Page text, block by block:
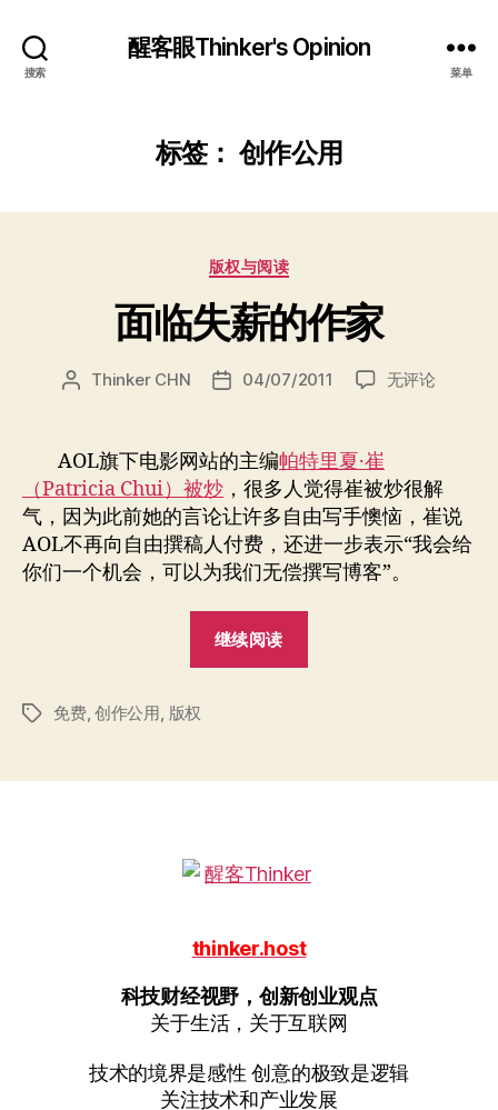
搜索
醒客眼Thinker's Opinion
菜单
标签： 创作公用
分
版权与阅读
面临失薪的作家
文
者
Thinker CHN
发
期
04/07/2011
面
的
作
家
无评论
AOL旗下电影网站的主编帕特里夏·崔
（Patricia Chui）被炒 ，很多人觉得崔被炒很解
气，因为此前她的言论让许多自由写手懊恼，崔说
AOL不再向自由撰稿人付费，还进一步表示“我会给
你们一个机会，可以为我们无偿撰写博客”。
继续阅读
作
标
免费, 创作公用, 版权
thinker.host
科技财经视野，创新创业观点
关于生活，关于互联网
技术的境界是感性 创意的极致是逻辑
关注技术和产业发展